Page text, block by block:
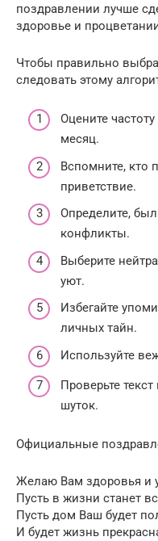
поздравлении лучше
здоровье и
Чтобы правильно
следовать этому
Оцените
месяц.
Вспомните, кто
приветствие.
Определите,
конфликты.
Выберите
уют.
Избегайте
личных тайн.
Используйте
Проверьте
шуток.
Официальные
Желаю Вам здоровья и
Пусть в жизни станет
Пусть дом Ваш будет
И будет жизнь